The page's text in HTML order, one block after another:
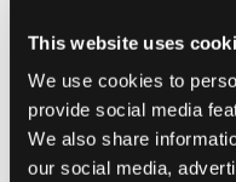
This website uses
We use cookies to
provide social media
We also share
our social media,
maskinlæring, for å
oppgaver og lage
etterspørsel. Dette